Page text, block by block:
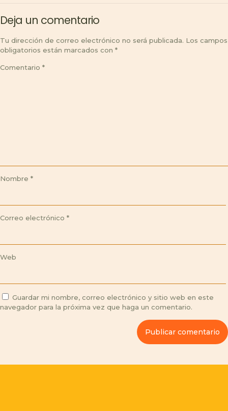
Deja un comentario
Tu dirección de correo electrónico no será publicada. Los campos
obligatorios están marcados con *
Comentario *
Nombre *
Correo electrónico *
Web
Guardar mi nombre, correo electrónico y sitio web en este
navegador para la próxima vez que haga un comentario.